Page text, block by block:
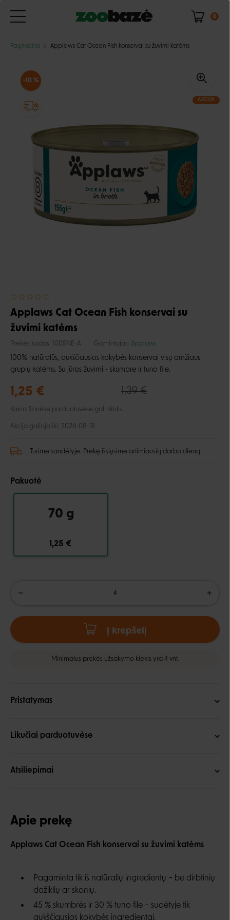
0
Pagrindinis Applaws Cat Ocean Fish konservai su žuvimi katėms
AKCIJA
-10 %
Applaws Cat Ocean Fish konservai su
žuvimi katėms
Prekės kodas: 1005NE-A Gamintojas: Applaws
100% natūralūs, aukščiausios kokybės konservai visų amžiaus
grupių katėms. Su jūros žuvimi - skumbre ir tuno file.
1,25 € 1,39 €
Kaina fizinėse parduotuvėse gali skirtis.
Akcija galioja iki: 2026-08-31
Turime sandėlyje. Prekę išsiųsime artimiausią darbo dieną!
Pakuotė
70 g
1,25 €
Į krepšelį
Minimalus prekės užsakymo kiekis yra 4 vnt.
Pristatymas
Likučiai parduotuvėse
Atsiliepimai
Apie prekę
Applaws Cat Ocean Fish konservai su žuvimi katėms
Pagaminta tik iš natūralių ingredientų – be dirbtinių
dažiklių ar skonių.
45 % skumbrės ir 30 % tuno file – sudėtyje tik
aukščiausios kokybės ingredientai.